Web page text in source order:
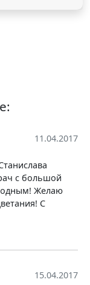
11.04.2017
с большой
Желаю
С
15.04.2017